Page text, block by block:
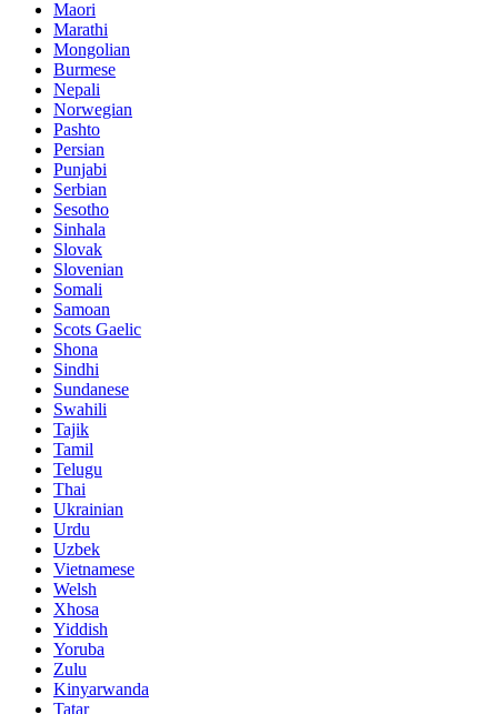
Maori
Marathi
Mongolian
Burmese
Nepali
Norwegian
Pashto
Persian
Punjabi
Serbian
Sesotho
Sinhala
Slovak
Slovenian
Somali
Samoan
Scots Gaelic
Shona
Sindhi
Sundanese
Swahili
Tajik
Tamil
Telugu
Thai
Ukrainian
Urdu
Uzbek
Vietnamese
Welsh
Xhosa
Yiddish
Yoruba
Zulu
Kinyarwanda
Tatar